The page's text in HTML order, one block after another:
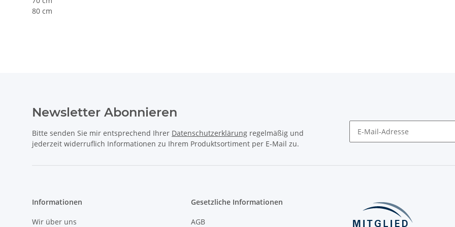
80 cm
Newsletter Abonnieren
Bitte senden Sie mir entsprechend Ihrer Datenschutzerklärung regelmäßig und
jederzeit widerruflich Informationen zu Ihrem Produktsortiment per E-Mail zu.
Informationen
Wir über uns
Gesetzliche Informationen
AGB